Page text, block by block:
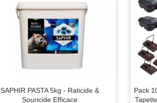
SAPHIR PASTA 5kg - Raticide &
Souricide Efficace
Pack